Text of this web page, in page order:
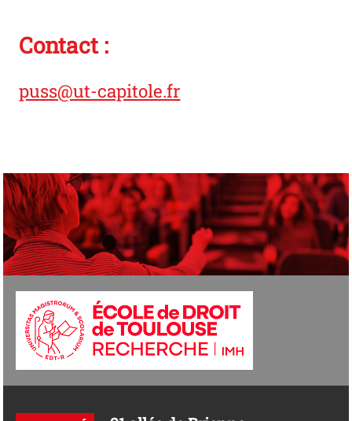
Contact :
puss@ut-capitole.fr